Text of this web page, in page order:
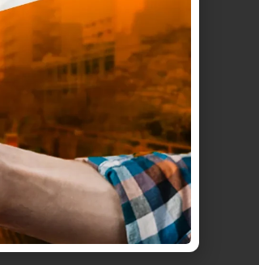
yapma
gider
30 Nisan
bir şekilde
diğer